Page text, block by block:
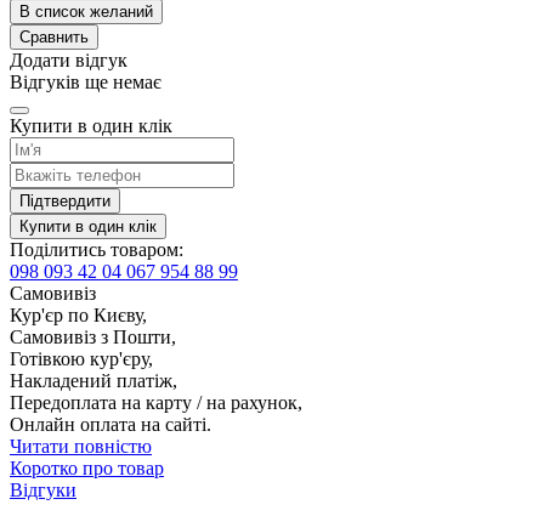
В список желаний
Сравнить
Додати відгук
Відгуків ще немає
Купити в один клік
Підтвердити
Купити в один клік
Поділитись товаром:
098 093 42 04 067 954 88 99
Самовивіз
Кур'єр по Києву,
Самовивіз з Пошти,
Готівкою кур'єру,
Накладений платіж,
Передоплата на карту / на рахунок,
Онлайн оплата на сайті.
Читати повністю
Коротко про товар
Відгуки